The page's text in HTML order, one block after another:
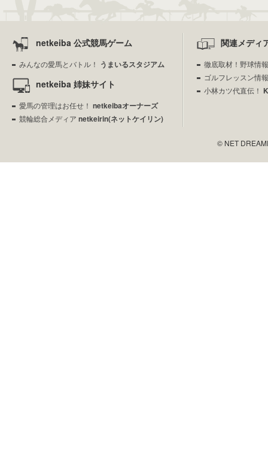
netkeiba 公式競馬ゲーム
みんなの愛馬とバトル！ うまいるスタジアム
netkeiba 姉妹サイト
愛馬の管理はお任せ！ netkeibaオーナーズ
競輪総合メディア netkeirin(ネットケイリン)
関連メディ
徹底取材！野球情
ゴルフレッスン情
小林カツ代直伝！
© NET